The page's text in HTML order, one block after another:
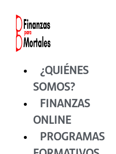
contenido
¿QUIÉNES
SOMOS?
FINANZAS
ONLINE
PROGRAMAS